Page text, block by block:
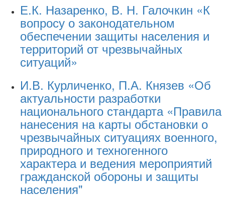
Е.К. Назаренко, В. Н. Галочкин «К
вопросу о законодательном
обеспечении защиты населения и
территорий от чрезвычайных
ситуаций»
И.В. Курличенко, П.А. Князев «Об
актуальности разработки
национального стандарта «Правила
нанесения на карты обстановки о
чрезвычайных ситуациях военного,
природного и техногенного
характера и ведения мероприятий
гражданской обороны и защиты
населения"